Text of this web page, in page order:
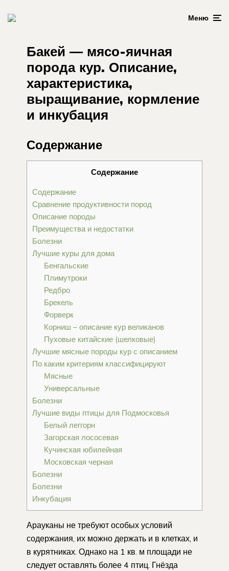
Меню
Бакей — мясо-яичная
порода кур. Описание,
характеристика,
выращивание, кормление
и инкубация
Содержание
Содержание
Содержание
Сравнение продуктивности пород
Описание породы
Преимущества и недостатки
Болезни
Лучшие куры для дома
Бенгальские
Плимутроки
Редбро
Брекель
Форверк
Корниш – описание кур великанов
Пуховые китайские (шелковые)
Лучшие мясные породы кур с описанием
По каким критериям классифицируют
Мясные
Универсальные
Болезни
Лучшие виды птицы для Подмосковья
Белый леггорн
Загорская лососевая
Кучинская юбилейная
Московская черная
Болезни
Болезни
Инкубация
Арауканы не требуют особых условий
содержания, их можно держать и в клетках, и
в курятниках. Однако на 1 кв. м площади не
следует оставлять более 4 птиц. Гнёзда